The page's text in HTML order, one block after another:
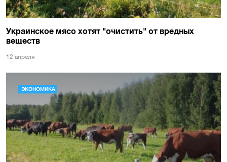
Украинское мясо хотят "очистить" от вредных
веществ
12 апреля
ЭКОНОМИКА